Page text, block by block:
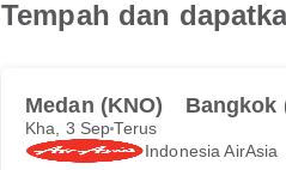
Tempah dan
Medan (KNO) Bangkok
Kha, 3 SepTerus
Indonesia AirAsia